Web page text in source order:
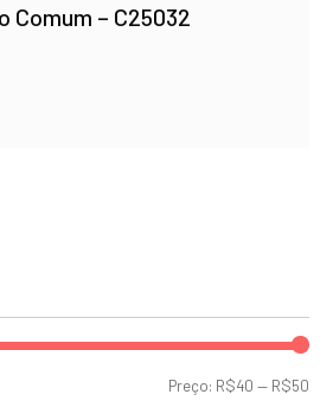
Comum – C25032
Preço: R$40 — R$50